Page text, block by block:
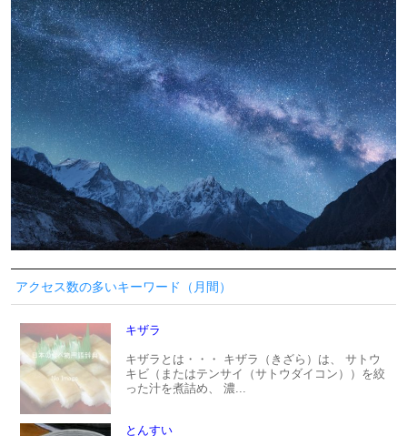
アクセス数の多いキーワード（月間）
キザラ
キザラとは・・・ キザラ（きざら）は、 サトウ
キビ（またはテンサイ（サトウダイコン））を絞
った汁を煮詰め、 濃...
とんすい